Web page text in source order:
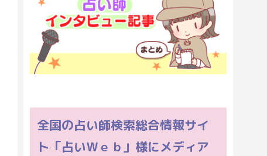
全国の占い師検索総合情報サイ
ト「占いＷｅｂ」様にメディア